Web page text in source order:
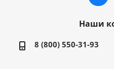
Наши
8 (800) 550-31-93